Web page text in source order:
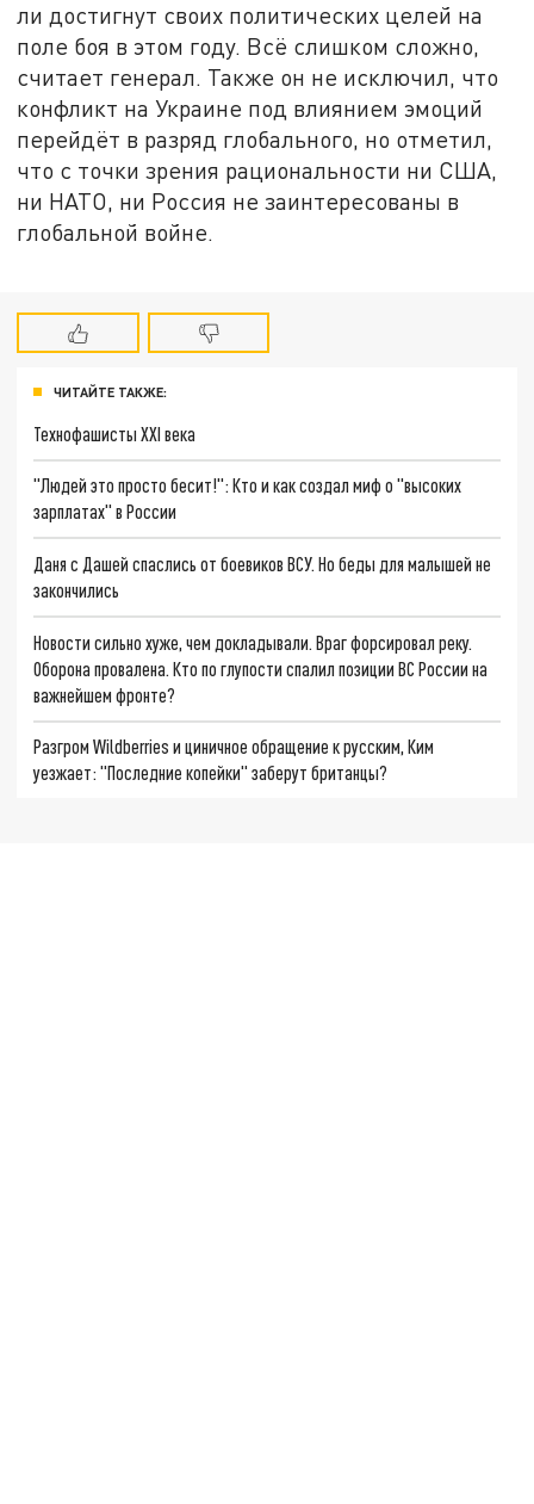
ли достигнут своих политических целей на
поле боя в этом году. Всё слишком сложно,
считает генерал. Также он не исключил, что
конфликт на Украине под влиянием эмоций
перейдёт в разряд глобального, но отметил,
что с точки зрения рациональности ни США,
ни НАТО, ни Россия не заинтересованы в
глобальной войне.
ЧИТАЙТЕ ТАКЖЕ:
Технофашисты XXI века
"Людей это просто бесит!": Кто и как создал миф о "высоких
зарплатах" в России
Даня с Дашей спаслись от боевиков ВСУ. Но беды для малышей не
закончились
Новости сильно хуже, чем докладывали. Враг форсировал реку.
Оборона провалена. Кто по глупости спалил позиции ВС России на
важнейшем фронте?
Разгром Wildberries и циничное обращение к русским, Ким
уезжает: "Последние копейки" заберут британцы?